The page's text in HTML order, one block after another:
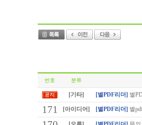
번호 분류
[기타] [별PDF리더] 별
171 [아이디어] [별PDF리더] 별